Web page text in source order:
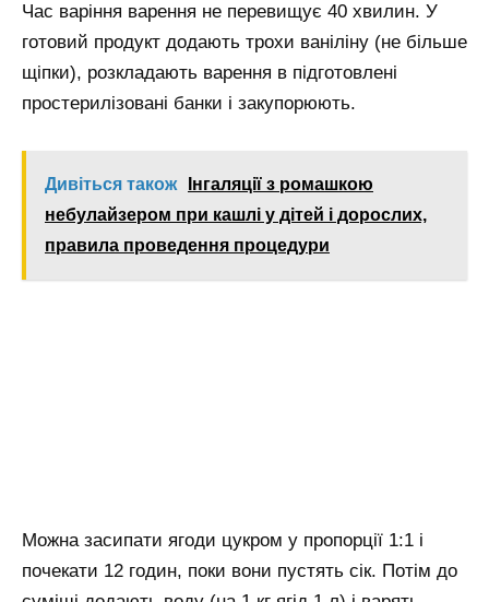
Час варіння варення не перевищує 40 хвилин. У
готовий продукт додають трохи ваніліну (не більше
щіпки), розкладають варення в підготовлені
простерилізовані банки і закупорюють.
Дивіться також
Інгаляції з ромашкою
небулайзером при кашлі у дітей і дорослих,
правила проведення процедури
Можна засипати ягоди цукром у пропорції 1:1 і
почекати 12 годин, поки вони пустять сік. Потім до